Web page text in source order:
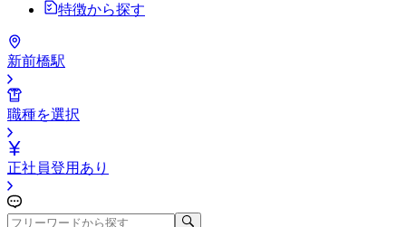
特徴から探す
新前橋駅
職種を選択
正社員登用あり